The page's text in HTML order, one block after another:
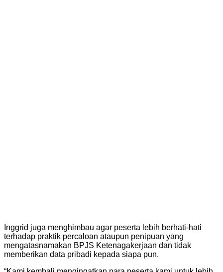
Inggrid juga menghimbau agar peserta lebih berhati-hati
terhadap praktik percaloan ataupun penipuan yang
mengatasnamakan BPJS Ketenagakerjaan dan tidak
memberikan data pribadi kepada siapa pun.